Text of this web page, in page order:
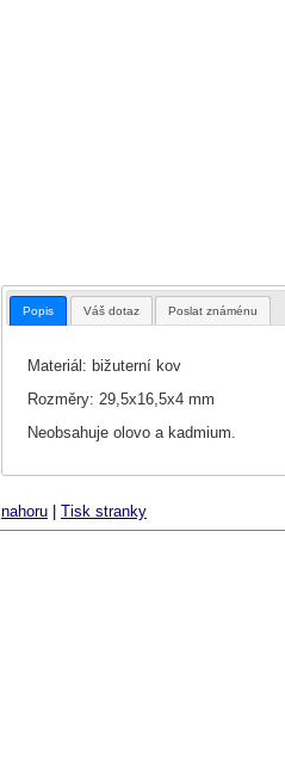
Popis Váš dotaz Poslat známénu
Materiál: bižuterní kov
Rozměry: 29,5x16,5x4 mm
Neobsahuje olovo a kadmium.
nahoru Tisk stranky